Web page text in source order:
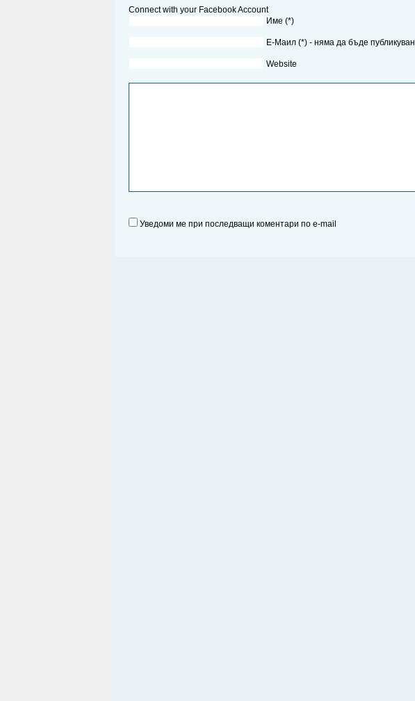
Connect with your Facebook Account
Име (*)
Е-Маил (*) - няма да бъде публикуван
Website
Уведоми ме при последващи коментари по e-mail